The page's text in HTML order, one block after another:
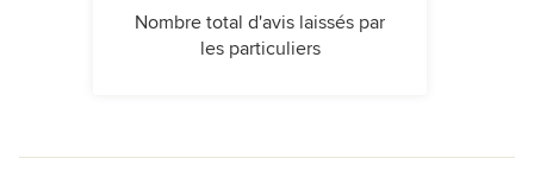
Nombre total d'avis laissés par
les particuliers